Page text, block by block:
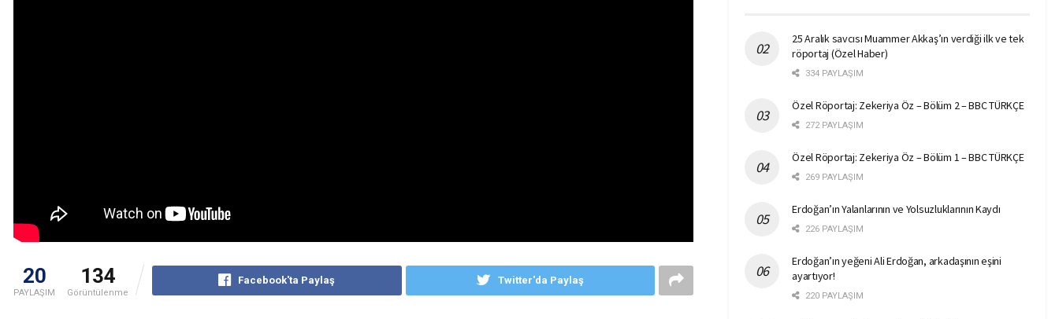
20
PAYLAŞIM
134
Görüntülenme
Facebook'ta Paylaş Twitter'da Paylaş
25 Aralık savcısı Muammer Akkaş’ın verdiği ilk ve tek
röportaj (Özel Haber)
334 PAYLAŞIM
Özel Röportaj: Zekeriya Öz – Bölüm 2 – BBC TÜRKÇE
272 PAYLAŞIM
Özel Röportaj: Zekeriya Öz – Bölüm 1 – BBC TÜRKÇE
269 PAYLAŞIM
Erdoğan’ın Yalanlarının ve Yolsuzluklarının Kaydı
226 PAYLAŞIM
Erdoğan’ın yeğeni Ali Erdoğan, arkadaşının eşini
ayartıyor!
220 PAYLAŞIM